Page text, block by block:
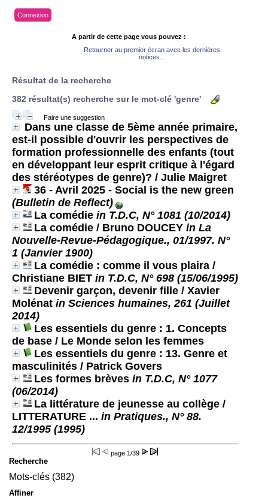
Connexion
A partir de cette page vous pouvez :
Retourner au premier écran avec les dernières
notices...
Résultat de la recherche
382 résultat(s) recherche sur le mot-clé 'genre'
Faire une suggestion
Dans une classe de 5ème année primaire,
est-il possible d'ouvrir les perspectives de
formation professionnelle des enfants (tout
en développant leur esprit critique à l'égard
des stéréotypes de genre)? / Julie Maigret
36 - Avril 2025 - Social is the new green
(Bulletin de Reflect)
La comédie in T.D.C, N° 1081 (10/2014)
La comédie / Bruno DOUCEY in La
Nouvelle-Revue-Pédagogique., 01/1997. N°
1 (Janvier 1900)
La comédie : comme il vous plaira /
Christiane BIET in T.D.C, N° 698 (15/06/1995)
Devenir garçon, devenir fille / Xavier
Molénat in Sciences humaines, 261 (Juillet
2014)
Les essentiels du genre : 1. Concepts
de base / Le Monde selon les femmes
Les essentiels du genre : 13. Genre et
masculinités / Patrick Govers
Les formes brèves in T.D.C, N° 1077
(06/2014)
La littérature de jeunesse au collège /
LITTERATURE ... in Pratiques., N° 88.
12/1995 (1995)
page 1/39
Recherche
Mots-clés (382)
Affiner